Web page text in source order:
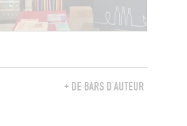
+ DE BARS D’AUTEUR